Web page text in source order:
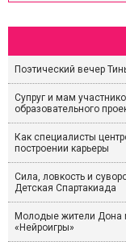
Поэтический вечер
Супруг и мам
образовательного
Как специалисты
построении карьеры
Сила, ловкость и
Детская Спартакиада
Молодые жители Дона
«Нейроигры»